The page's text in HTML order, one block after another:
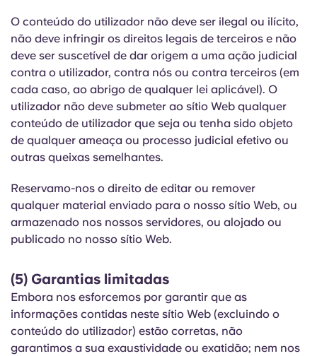
O conteúdo do utilizador não deve ser ilegal ou ilícito,
não deve infringir os direitos legais de terceiros e não
deve ser suscetível de dar origem a uma ação judicial
contra o utilizador, contra nós ou contra terceiros (em
cada caso, ao abrigo de qualquer lei aplicável). O
utilizador não deve submeter ao sítio Web qualquer
conteúdo de utilizador que seja ou tenha sido objeto
de qualquer ameaça ou processo judicial efetivo ou
outras queixas semelhantes.
Reservamo-nos o direito de editar ou remover
qualquer material enviado para o nosso sítio Web, ou
armazenado nos nossos servidores, ou alojado ou
publicado no nosso sítio Web.
(5) Garantias limitadas
Embora nos esforcemos por garantir que as
informações contidas neste sítio Web (excluindo o
conteúdo do utilizador) estão corretas, não
garantimos a sua exaustividade ou exatidão; nem nos